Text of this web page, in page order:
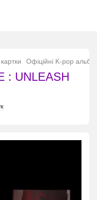
Офіційні K-pop
: UNLEASH